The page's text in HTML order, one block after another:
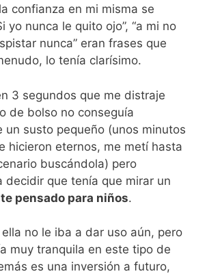
confianza en mi misma se
yo nunca le quito ojo”, “a mi no
nunca” eran frases que
lo tenía clarísimo.
3 segundos que me distraje
de bolso no conseguía
un susto pequeño (unos minutos
hicieron eternos, me metí hasta
buscándola) pero
decidir que tenía que mirar un
pensado para niños.
no le iba a dar uso aún, pero
muy tranquila en este tipo de
es una inversión a futuro,